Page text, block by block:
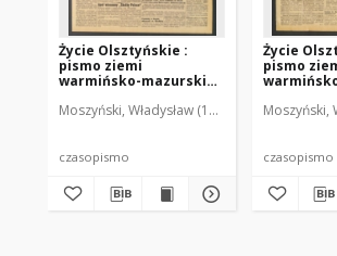
Życie Olsztyńskie :
pismo ziemi
warmińsko-mazurskiej,
Moszyński, Władysław (1922-2001). Red.
czasopismo
Życie
pismo
Moszyński,
czasopismo